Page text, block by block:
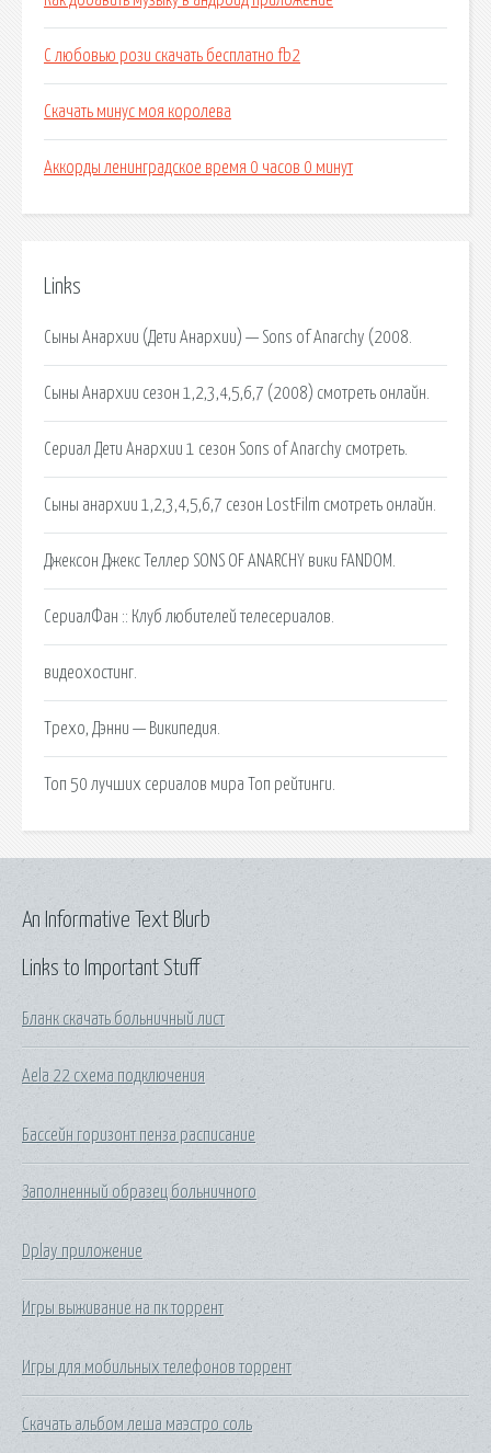
С любовью рози скачать бесплатно fb2
Скачать минус моя королева
Аккорды ленинградское время 0 часов 0 минут
Links
Сыны Анархии (Дети Анархии) — Sons of Anarchy (2008.
Сыны Анархии сезон 1,2,3,4,5,6,7 (2008) смотреть онлайн.
Сериал Дети Анархии 1 сезон Sons of Anarchy смотреть.
Сыны анархии 1,2,3,4,5,6,7 сезон LostFilm смотреть онлайн.
Джексон Джекс Теллер SONS OF ANARCHY вики FANDOM.
СериалФан :: Клуб любителей телесериалов.
видеохостинг.
Трехо, Дэнни — Википедия.
Топ 50 лучших сериалов мира Топ рейтинги.
Links to Important Stuff
Бланк скачать больничный лист
Aela 22 схема подключения
Бассейн горизонт пенза расписание
Заполненный образец больничного
Dplay приложение
Игры выживание на пк торрент
Игры для мобильных телефонов торрент
Скачать альбом леша маэстро соль
An Informative Text Blurb